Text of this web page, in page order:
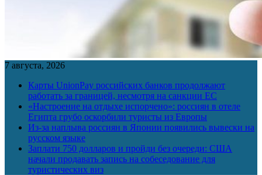
7 августа, 2026
Карты UnionPay российских банков продолжают
работать за границей, несмотря на санкции ЕС
«Настроение на отдыхе испорчено»: россиян в отеле
Египта грубо оскорбили туристы из Европы
Из-за наплыва россиян в Японии появились вывески на
русском языке
Заплати 750 долларов и пройди без очереди: США
начали продавать запись на собеседование для
туристических виз